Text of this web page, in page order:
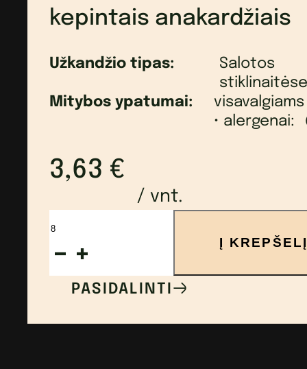
kepintais anakardžiais
Užkandžio tipas:
Salotos
stiklinaitėse
Mitybos ypatumai:
visavalgiams
• alergenai:
3,63 €
/ vnt.
produkto
kiekis:
Žaliosios
lapinės
Į
PASIDALINTI